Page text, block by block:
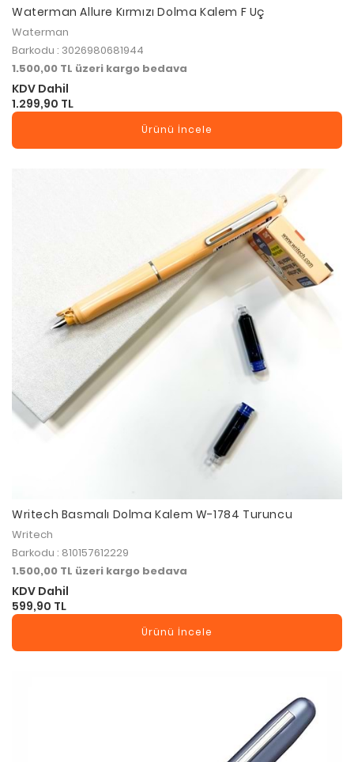
Waterman Allure Kırmızı Dolma Kalem F Uç
Waterman
Barkodu : 3026980681944
1.500,00 TL üzeri kargo bedava
KDV Dahil
1.299,90 TL
Ürünü İncele
Writech Basmalı Dolma Kalem W-1784 Turuncu
Writech
Barkodu : 810157612229
1.500,00 TL üzeri kargo bedava
KDV Dahil
599,90 TL
Ürünü İncele